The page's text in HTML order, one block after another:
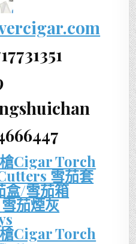
Cigar Torch
雪茄套
盒/雪茄箱
雪茄煙灰
Cigar Torch